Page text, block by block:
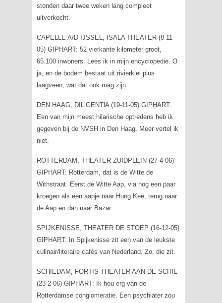
stonden daar twee weken lang compleet
uitverkocht.
CAPELLE A/D IJSSEL, ISALA THEATER (8-11-
05) GIPHART: 52 vierkante kilometer groot,
65.100 inwoners. Lees ik in mijn encyclopedie. O
ja, en de bodem bestaat uit rivierklei plus
laagveen, wat dat ook mag zijn.
DEN HAAG, DILlGENTlA (19-11-05) GIPHART:
Een van mijn meest hilarische optredens heb ik
gegeven bij de NVSH in Den Haag. Meer vertel ik
niet.
ROTTERDAM, THEATER ZUIDPLEIN (27-4-06)
GIPHART: Rotterdam, dat is de Witte de
Withstraat. Eerst de Witte Aap, via nog een paar
kroegen als een aapje naar Hung Kee, terug naar
de Aap en dan naar Bazar.
SPIJKENISSE, THEATER DE STOEP (16-12-05)
GIPHART: In Spijkenisse zit een van de leukste
culinair/literaire cafés van Nederland. Zo, die zit.
SCHIEDAM, FORTIS THEATER AAN DE SCHIE
(23-2-06) GIPHART: Ik hou erg van de
Rotterdamse conglomeratie. Een psychiater zou